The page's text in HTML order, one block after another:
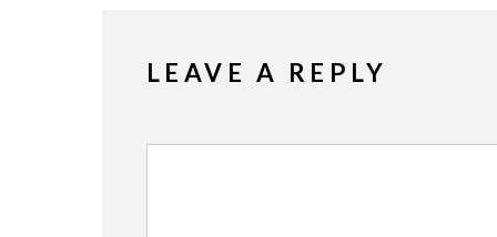
LEAVE A REPLY